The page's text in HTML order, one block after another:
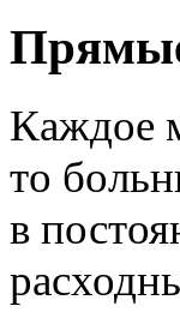
Каждое
то
в